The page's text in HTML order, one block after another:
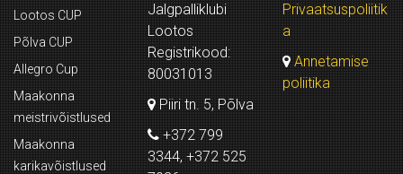
Lootos CUP
Põlva CUP
Allegro Cup
Maakonna
meistrivõistlused
Maakonna
karikavõistlused
Jalgpalliklubi
Lootos
Registrikood:
80031013
Piiri tn. 5, Põlva
+372 799
3344, +372 525
Privaatsuspoliitik
a
Annetamise
poliitika